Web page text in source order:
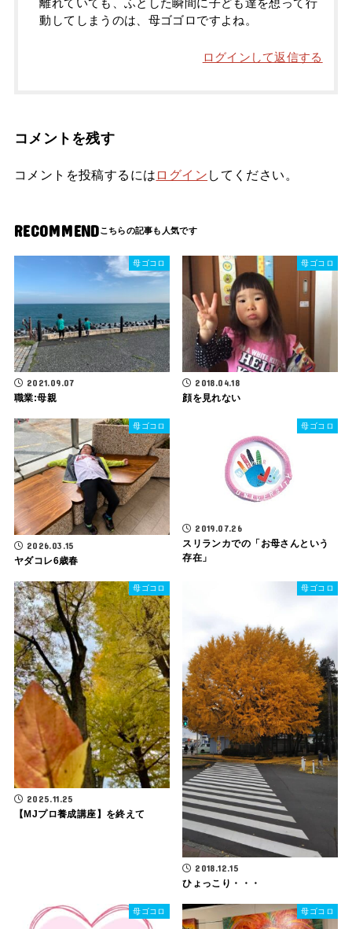
離れていても、ふとした瞬間に子ども達を想って行
動してしまうのは、母ゴゴロですよね。
ログインして返信する
コメントを残す
コメントを投稿するには ログイン してください。
RECOMMEND
母ゴコロ
2021.09.07
職業:母親
母ゴコロ
2018.04.18
顔を見れない
母ゴコロ
2026.03.15
ヤダコレ6歳春
母ゴコロ
2019.07.26
スリランカでの「お母さんという
存在」
母ゴコロ
2025.11.25
【MJプロ養成講座】を終えて
母ゴコロ
2018.12.15
ひょっこり・・・
母ゴコロ 母ゴコロ